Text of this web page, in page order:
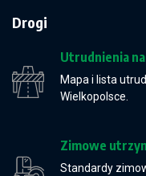
Drogi
Utrudnienia
Mapa i lista
Wielkopolsce.
Zimowe
Standardy